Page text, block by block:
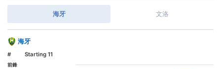
海牙 文洛
海牙
# Starting 11
前鋒